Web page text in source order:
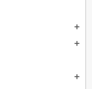
add
add
add